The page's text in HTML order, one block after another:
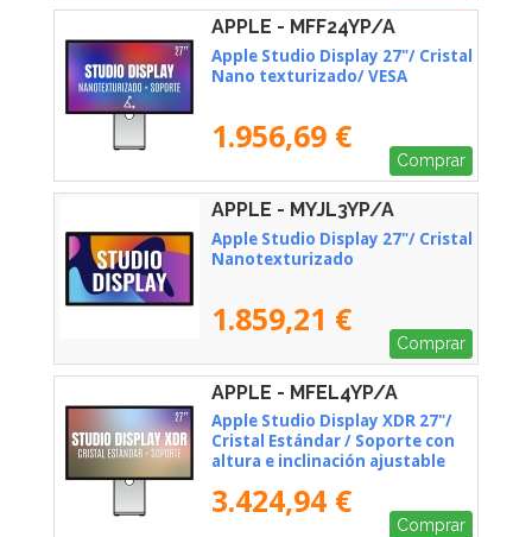
APPLE - MFF24YP/A
Apple Studio Display 27"/ Cristal
Nano texturizado/ VESA
1.956,69 €
Comprar
APPLE - MYJL3YP/A
Apple Studio Display 27"/ Cristal
Nanotexturizado
1.859,21 €
Comprar
APPLE - MFEL4YP/A
Apple Studio Display XDR 27"/
Cristal Estándar / Soporte con
altura e inclinación ajustable
3.424,94 €
Comprar